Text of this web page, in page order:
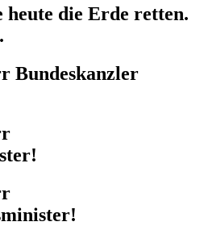
heute die Erde retten.
Bundeskanzler